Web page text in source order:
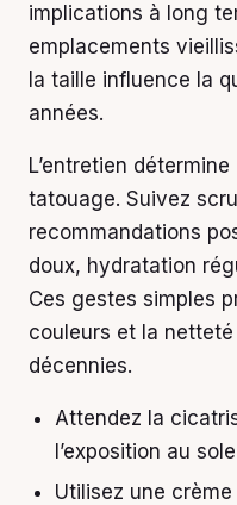
implications à long
emplacements
la taille influence la
années.
L’entretien
tatouage. Suivez
recommandations
doux, hydratation
Ces gestes simples
couleurs et la
décennies.
Attendez la
l’exposition au
Utilisez une